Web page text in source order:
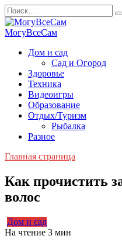
Перейти
к
содержанию
Search
for:
МогуВсеСам
Дом и сад
Сад и Огород
Здоровье
Техника
Видеоигры
Образование
Отдых/Туризм
Рыбалка
Разное
Главная страница
Как прочистить
волос
Дом и сад
На чтение 3 мин